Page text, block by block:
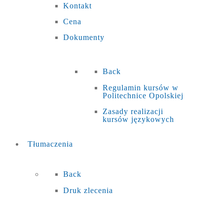
Kontakt
Cena
Dokumenty
Back
Regulamin kursów w
Politechnice Opolskiej
Zasady realizacji
kursów językowych
Tłumaczenia
Back
Druk zlecenia